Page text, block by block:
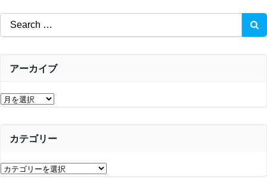
ー
シ
ョ
ン
ゲ
ー
シ
ョ
Search
for:
アーカイブ
ア
カテゴリー
カ